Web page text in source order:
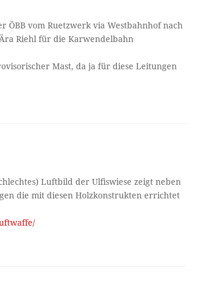
ÖBB vom Ruetzwerk via Westbahnhof nach
Riehl für die Karwendelbahn
Mast, da ja für diese Leitungen
Luftbild der Ulfiswiese zeigt neben
die mit diesen Holzkonstrukten errichtet